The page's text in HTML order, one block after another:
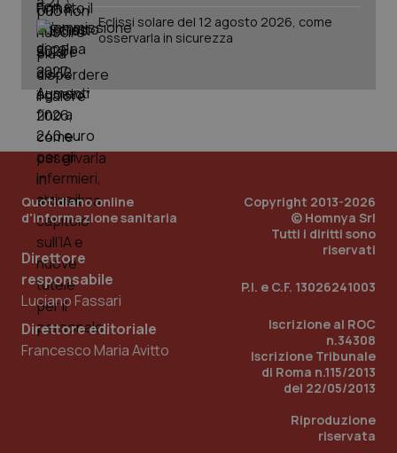
Eclissi solare del 12 agosto 2026, come
osservarla in sicurezza
Quotidiano online
d'informazione sanitaria
Direttore
responsabile
Luciano Fassari
Direttore editoriale
Francesco Maria Avitto
Copyright 2013-2026
© Homnya Srl
Tutti i diritti sono
riservati
P.I. e C.F. 13026241003
Iscrizione al ROC
n.34308
Iscrizione Tribunale
di Roma n.115/2013
del 22/05/2013
Riproduzione
riservata
_ga_KM60CM4NPH
Scadenza
_ga_0VMQEQKQ1N .quotidianosanita.it
1 anno 1
mese
Questo
cookie
utilizzato
da Google
Analytics
per
lo stato
della
VISITOR_INFO1_LIVE
Google LLC
5 mesi 4